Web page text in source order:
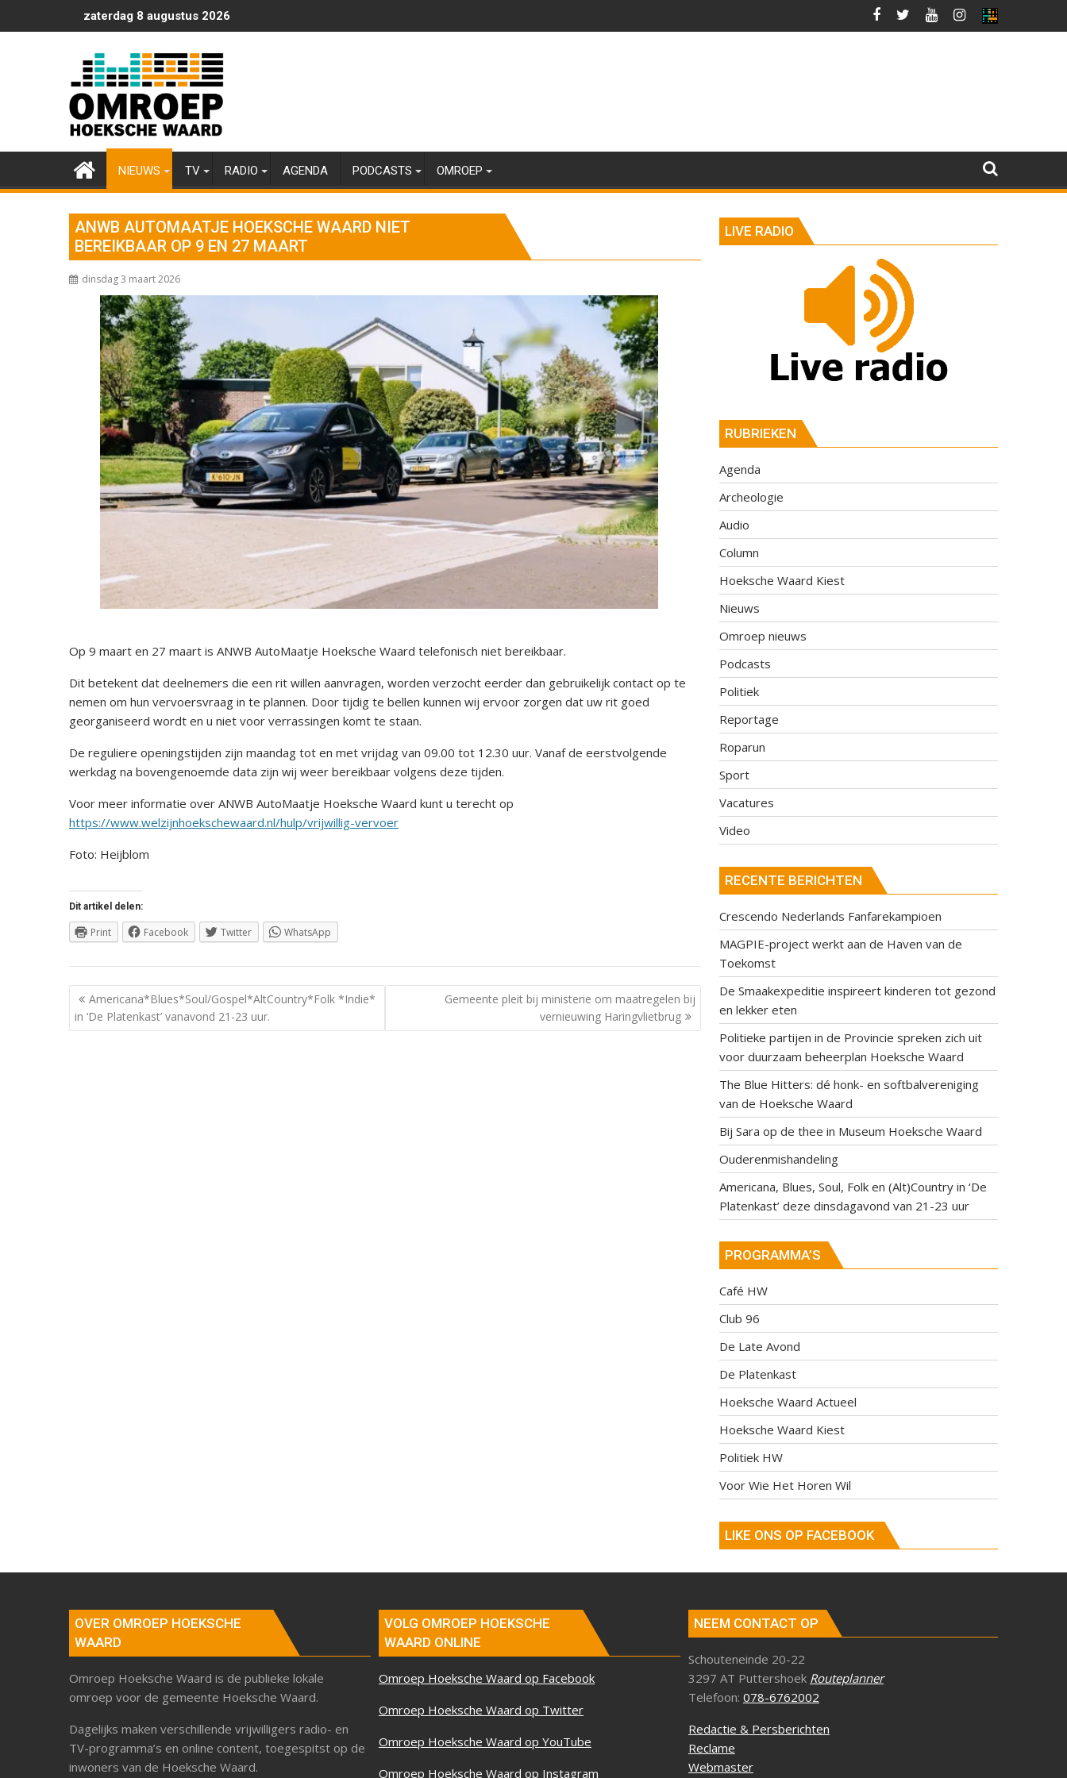
naar
zaterdag 8 augustus 2026
NIEUWS TV RADIO AGENDA PODCASTS OMROEP
ANWB AUTOMAATJE HOEKSCHE WAARD NIET
BEREIKBAAR OP 9 EN 27 MAART
dinsdag 3 maart 2026
Op 9 maart en 27 maart is ANWB AutoMaatje Hoeksche Waard telefonisch niet bereikbaar.
Dit betekent dat deelnemers die een rit willen aanvragen, worden verzocht eerder dan gebruikelijk contact op te
nemen om hun vervoersvraag in te plannen. Door tijdig te bellen kunnen wij ervoor zorgen dat uw rit goed
georganiseerd wordt en u niet voor verrassingen komt te staan.
De reguliere openingstijden zijn maandag tot en met vrijdag van 09.00 tot 12.30 uur. Vanaf de eerstvolgende
werkdag na bovengenoemde data zijn wij weer bereikbaar volgens deze tijden.
Voor meer informatie over ANWB AutoMaatje Hoeksche Waard kunt u terecht op
https://www.welzijnhoekschewaard.nl/hulp/vrijwillig-vervoer
Foto: Heijblom
Dit artikel delen:
Print Facebook Twitter WhatsApp
Berichtnavigatie
Americana*Blues*Soul/Gospel*AltCountry*Folk *Indie*
in ‘De Platenkast’ vanavond 21-23 uur.
Gemeente pleit bij ministerie om maatregelen bij
vernieuwing Haringvlietbrug
LIVE RADIO
RUBRIEKEN
Agenda
Archeologie
Audio
Column
Hoeksche Waard Kiest
Nieuws
Omroep nieuws
Podcasts
Politiek
Reportage
Roparun
Sport
Vacatures
Video
RECENTE BERICHTEN
Crescendo Nederlands Fanfarekampioen
MAGPIE-project werkt aan de Haven van de
Toekomst
De Smaakexpeditie inspireert kinderen tot gezond
en lekker eten
Politieke partijen in de Provincie spreken zich uit
voor duurzaam beheerplan Hoeksche Waard
The Blue Hitters: dé honk- en softbalvereniging
van de Hoeksche Waard
Bij Sara op de thee in Museum Hoeksche Waard
Ouderenmishandeling
Americana, Blues, Soul, Folk en (Alt)Country in ‘De
Platenkast’ deze dinsdagavond van 21-23 uur
PROGRAMMA’S
Café HW
Club 96
De Late Avond
De Platenkast
Hoeksche Waard Actueel
Hoeksche Waard Kiest
Politiek HW
Voor Wie Het Horen Wil
LIKE ONS OP FACEBOOK
OVER OMROEP HOEKSCHE
WAARD
Omroep Hoeksche Waard is de publieke lokale
omroep voor de gemeente Hoeksche Waard.
Dagelijks maken verschillende vrijwilligers radio- en
TV-programma’s en online content, toegespitst op de
inwoners van de Hoeksche Waard.
VOLG OMROEP HOEKSCHE
WAARD ONLINE
Omroep Hoeksche Waard op Facebook
Omroep Hoeksche Waard op Twitter
Omroep Hoeksche Waard op YouTube
Omroep Hoeksche Waard op Instagram
NEEM CONTACT OP
Schouteneinde 20-22
3297 AT Puttershoek Routeplanner
Telefoon: 078-6762002
Redactie & Persberichten
Reclame
Webmaster